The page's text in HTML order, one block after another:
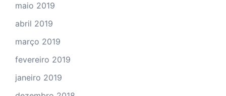
maio 2019
abril 2019
março 2019
fevereiro 2019
janeiro 2019